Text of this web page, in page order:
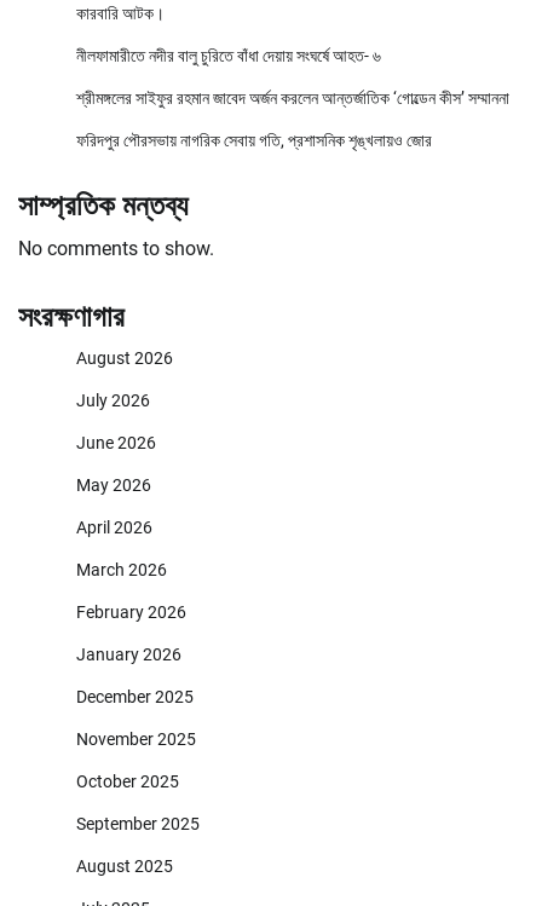
কারবারি আটক।
নীলফামারীতে নদীর বালু চুরিতে বাঁধা দেয়ায় সংঘর্ষে আহত- ৬
শ্রীমঙ্গলের সাইফুর রহমান জাবেদ অর্জন করলেন আন্তর্জাতিক ‘গোল্ডেন কীস’ সম্মাননা
ফরিদপুর পৌরসভায় নাগরিক সেবায় গতি, প্রশাসনিক শৃঙ্খলায়ও জোর
সাম্প্রতিক মন্তব্য
No comments to show.
সংরক্ষণাগার
August 2026
July 2026
June 2026
May 2026
April 2026
March 2026
February 2026
January 2026
December 2025
November 2025
October 2025
September 2025
August 2025